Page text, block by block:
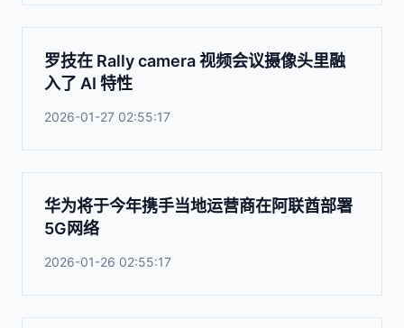
罗技在 Rally camera 视频会议摄像头里融
入了 AI 特性
2026-01-27 02:55:17
华为将于今年携手当地运营商在阿联酋部署
5G网络
2026-01-26 02:55:17